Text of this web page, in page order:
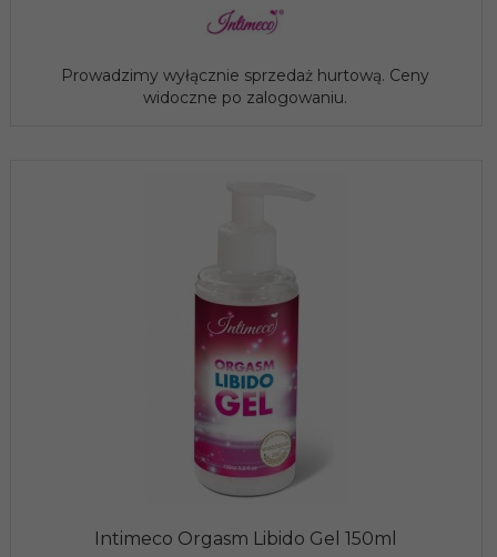
Prowadzimy wyłącznie sprzedaż hurtową. Ceny
widoczne po zalogowaniu.
Intimeco Orgasm Libido Gel 150ml